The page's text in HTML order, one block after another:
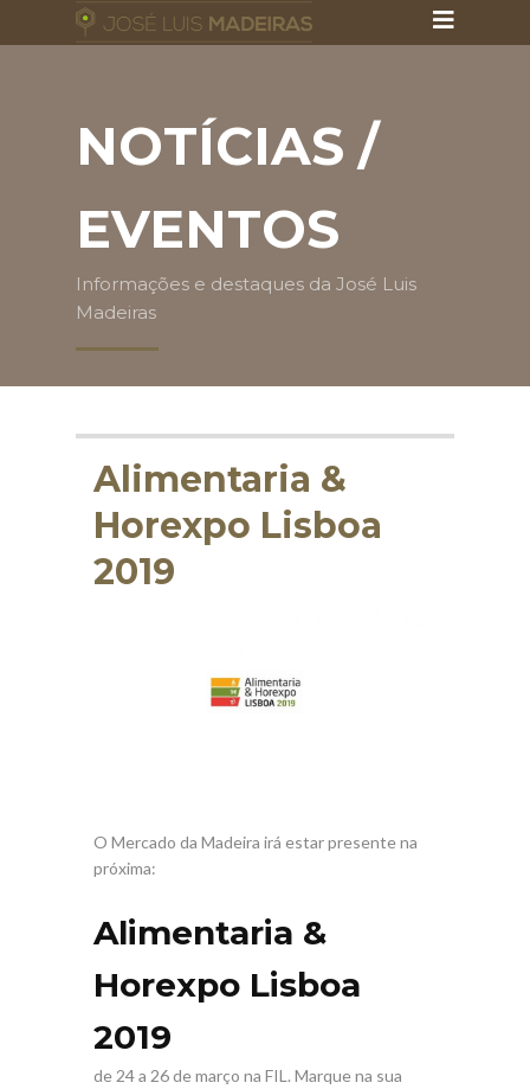
NOTÍCIAS /
EVENTOS
Informações e destaques da José Luis
Madeiras
Alimentaria &
Horexpo Lisboa
2019
O Mercado da Madeira irá estar presente na
próxima:
Alimentaria &
Horexpo Lisboa
2019
de 24 a 26 de março na FIL. Marque na sua